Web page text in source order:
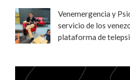
Venemergencia y
servicio de los
plataforma de